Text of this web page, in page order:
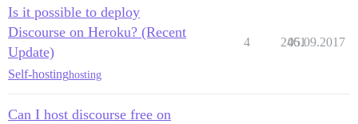
Is it possible to deploy
Discourse on Heroku? (Recent
Update)
Self-hostinghosting
4 2461
05.09.2017
Can I host discourse free on